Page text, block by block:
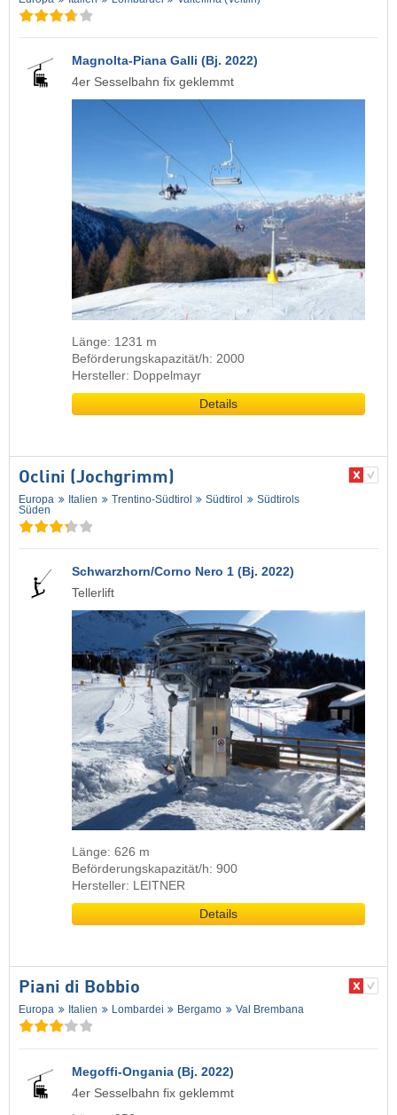
Magnolta-Piana Galli (Bj. 2022)
4er Sesselbahn fix geklemmt
Länge: 1231 m
Beförderungskapazität/h: 2000
Hersteller: Doppelmayr
Details
Oclini (Jochgrimm)
Europa Italien Trentino-Südtirol Südtirol
Südtirols
Süden
Schwarzhorn/Corno Nero 1 (Bj. 2022)
Tellerlift
Länge: 626 m
Beförderungskapazität/h: 900
Hersteller: LEITNER
Details
Piani di Bobbio
Europa Italien Lombardei Bergamo Val Brembana
Megoffi-Ongania (Bj. 2022)
4er Sesselbahn fix geklemmt